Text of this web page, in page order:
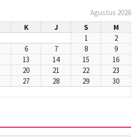
Agustus 2026
K J S
M
1
2
6 7 8
9
13 14 15
16
20 21 22
23
27 28 29
30